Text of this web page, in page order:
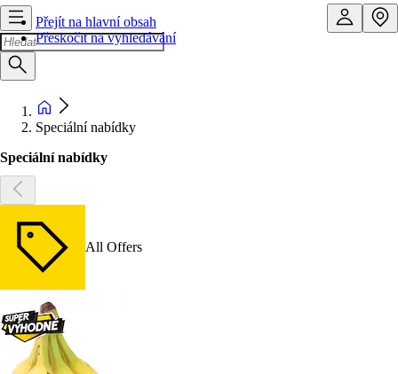
Přejít na hlavní obsah
Přeskočit na vyhledávání
Speciální nabídky
Speciální nabídky
All Offers